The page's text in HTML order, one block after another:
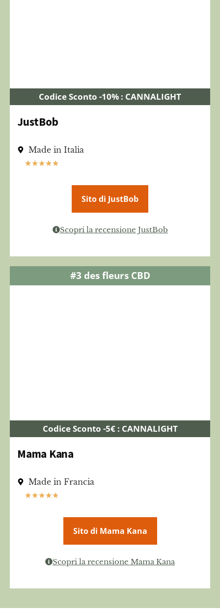
Codice Sconto -10% : CANNALIGHT
JustBob
Made in Italia
★★★★★
Sito di JustBob
Scopri la recensione JustBob
#3 des fleurs CBD
Codice Sconto -5€ : CANNALIGHT
Mama Kana
Made in Francia
★★★★★
Sito di Mama Kana
Scopri la recensione Mama Kana